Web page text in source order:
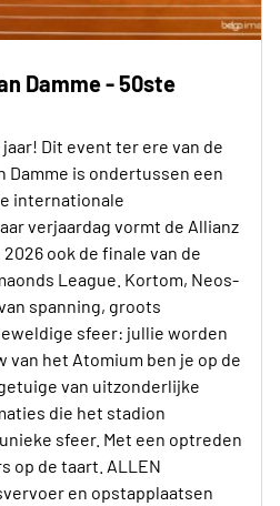
Damme - 50ste
Dit event ter ere van de
Damme is ondertussen een
internationale
verjaardag vormt de Allianz
2026 ook de finale van de
League. Kortom, Neos-
spanning, groots
sfeer: jullie worden
van het Atomium ben je op de
van uitzonderlijke
die het stadion
sfeer. Met een optreden
op de taart. ALLEN
en opstapplaatsen